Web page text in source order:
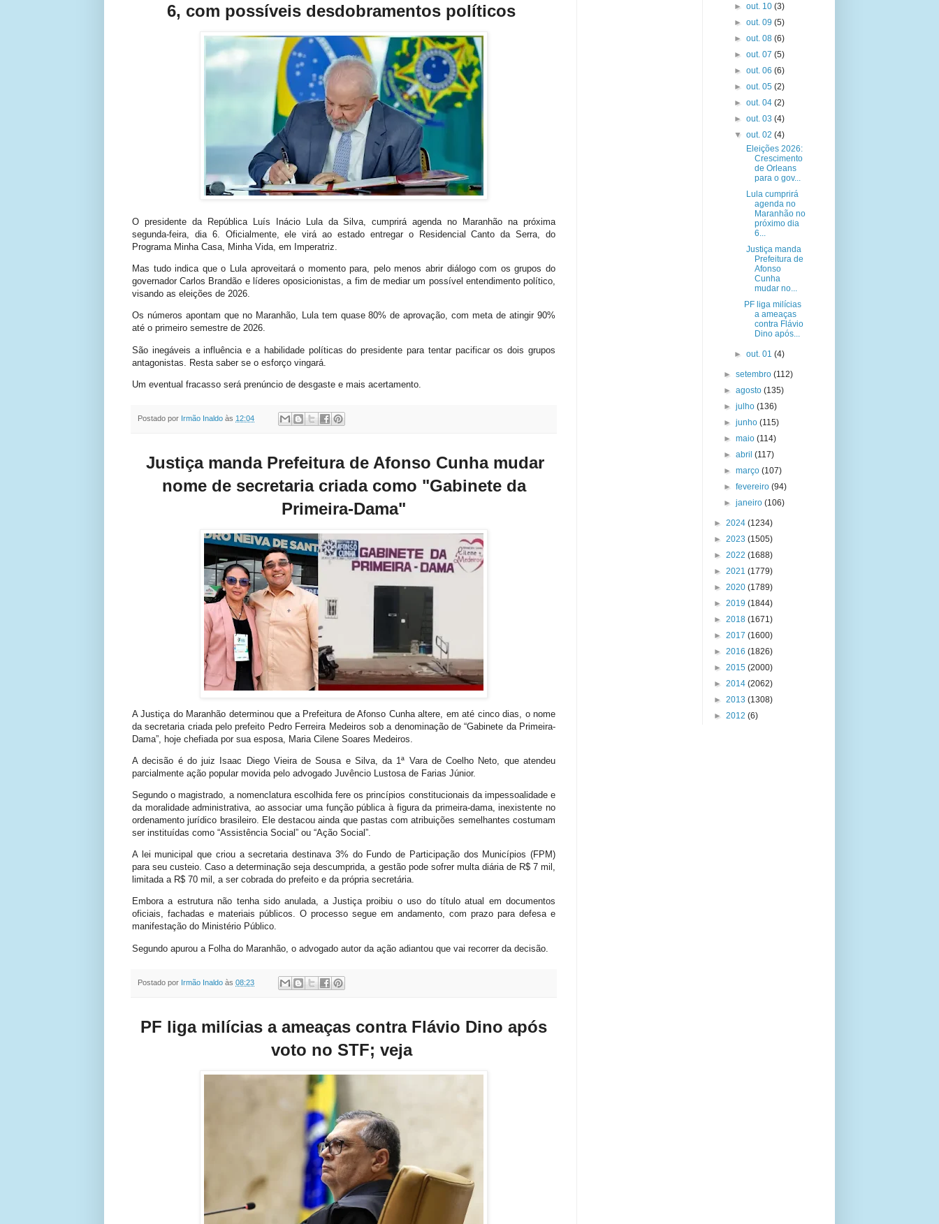
6, com possíveis desdobramentos políticos
O presidente da República Luís Inácio Lula da Silva, cumprirá agenda no Maranhão na próxima
segunda-feira, dia 6. Oficialmente, ele virá ao estado entregar o Residencial Canto da Serra, do
Programa Minha Casa, Minha Vida, em Imperatriz.
Mas tudo indica que o Lula aproveitará o momento para, pelo menos abrir diálogo com os grupos do
governador Carlos Brandão e líderes oposicionistas, a fim de mediar um possível entendimento político,
visando as eleições de 2026.
Os números apontam que no Maranhão, Lula tem quase 80% de aprovação, com meta de atingir 90%
até o primeiro semestre de 2026.
São inegáveis a influência e a habilidade políticas do presidente para tentar pacificar os dois grupos
antagonistas. Resta saber se o esforço vingará.
Um eventual fracasso será prenúncio de desgaste e mais acertamento.
Postado por Irmão Inaldo às 12:04
Justiça manda Prefeitura de Afonso Cunha mudar
nome de secretaria criada como "Gabinete da
Primeira-Dama"
A Justiça do Maranhão determinou que a Prefeitura de Afonso Cunha altere, em até cinco dias, o nome
da secretaria criada pelo prefeito Pedro Ferreira Medeiros sob a denominação de “Gabinete da Primeira-
Dama”, hoje chefiada por sua esposa, Maria Cilene Soares Medeiros.
A decisão é do juiz Isaac Diego Vieira de Sousa e Silva, da 1ª Vara de Coelho Neto, que atendeu
parcialmente ação popular movida pelo advogado Juvêncio Lustosa de Farias Júnior.
Segundo o magistrado, a nomenclatura escolhida fere os princípios constitucionais da impessoalidade e
da moralidade administrativa, ao associar uma função pública à figura da primeira-dama, inexistente no
ordenamento jurídico brasileiro. Ele destacou ainda que pastas com atribuições semelhantes costumam
ser instituídas como “Assistência Social” ou “Ação Social”.
A lei municipal que criou a secretaria destinava 3% do Fundo de Participação dos Municípios (FPM)
para seu custeio. Caso a determinação seja descumprida, a gestão pode sofrer multa diária de R$ 7 mil,
limitada a R$ 70 mil, a ser cobrada do prefeito e da própria secretária.
Embora a estrutura não tenha sido anulada, a Justiça proibiu o uso do título atual em documentos
oficiais, fachadas e materiais públicos. O processo segue em andamento, com prazo para defesa e
manifestação do Ministério Público.
Segundo apurou a Folha do Maranhão, o advogado autor da ação adiantou que vai recorrer da decisão.
Postado por Irmão Inaldo às 08:23
PF liga milícias a ameaças contra Flávio Dino após
voto no STF; veja
► out. 10 (3)
► out. 09 (5)
► out. 08 (6)
► out. 07 (5)
► out. 06 (6)
► out. 05 (2)
► out. 04 (2)
► out. 03 (4)
▼ out. 02 (4)
Eleições 2026:
Crescimento
de Orleans
para o gov...
Lula cumprirá
agenda no
Maranhão no
próximo dia
6...
Justiça manda
Prefeitura de
Afonso
Cunha
mudar no...
PF liga milícias
a ameaças
contra Flávio
Dino após...
► out. 01 (4)
►setembro(112)
►agosto(135)
►julho(136)
►junho(115)
►maio(114)
►abril(117)
►março(107)
►fevereiro(94)
►janeiro(106)
► 2024 (1234)
► 2023 (1505)
► 2022 (1688)
► 2021 (1779)
► 2020 (1789)
► 2019 (1844)
► 2018 (1671)
► 2017 (1600)
► 2016 (1826)
► 2015 (2000)
► 2014 (2062)
► 2013 (1308)
► 2012 (6)